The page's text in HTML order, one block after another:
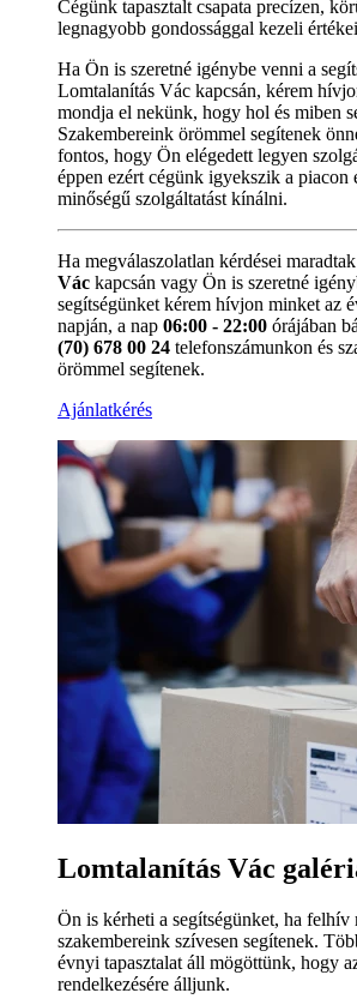
Cégünk tapasztalt csapata precízen,
legnagyobb gondossággal kezeli
Ha Ön is szeretné igénybe venni a
Lomtalanítás Vác kapcsán, kérem
mondja el nekünk, hogy hol és miben
Szakembereink örömmel segítenek
fontos, hogy Ön elégedett legyen
éppen ezért cégünk igyekszik a piacon
minőségű szolgáltatást kínálni.
Ha megválaszolatlan kérdései maradtak
Vác kapcsán vagy Ön is szeretné
segítségünket kérem hívjon minket az
napján, a nap 06:00 - 22:00 órájában
(70) 678 00 24 telefonszámunkon és
örömmel segítenek.
Ajánlatkérés
Lomtalanítás Vác
Ön is kérheti a segítségünket, ha felhív
szakembereink szívesen segítenek.
évnyi tapasztalat áll mögöttünk, hogy
rendelkezésére álljunk.